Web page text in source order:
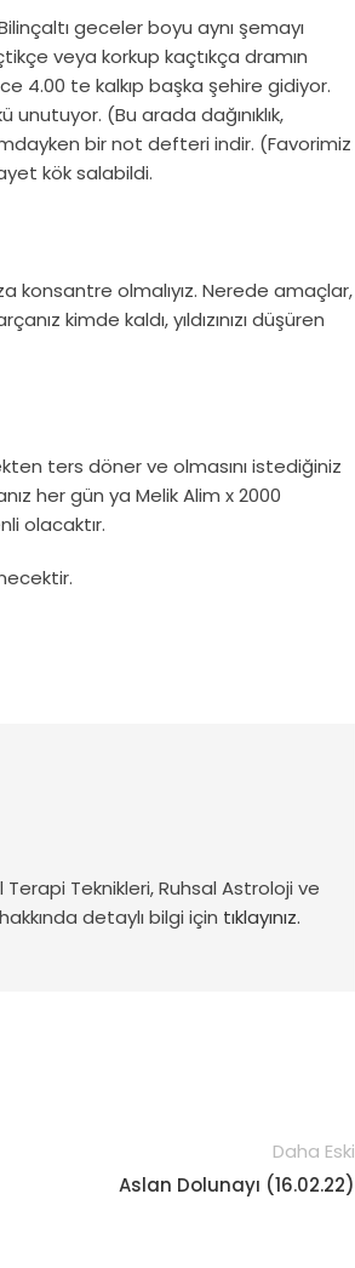
geceler boyu aynı şemayı
veya korkup kaçtıkça dramın
4.00 te kalkıp başka şehire gidiyor.
unutuyor. (Bu arada dağınıklık,
bir not defteri indir. (Favorimiz
kök salabildi.
konsantre olmalıyız. Nerede amaçlar,
kimde kaldı, yıldızınızı düşüren
ters döner ve olmasını istediğiniz
her gün ya Melik Alim x 2000
olacaktır.
Teknikleri, Ruhsal Astroloji ve
detaylı bilgi için tıklayınız.
Daha Eski
Aslan Dolunayı (16.02.22)